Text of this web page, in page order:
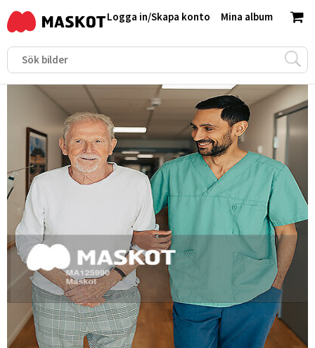
Mina album
Logga in/Skapa konto